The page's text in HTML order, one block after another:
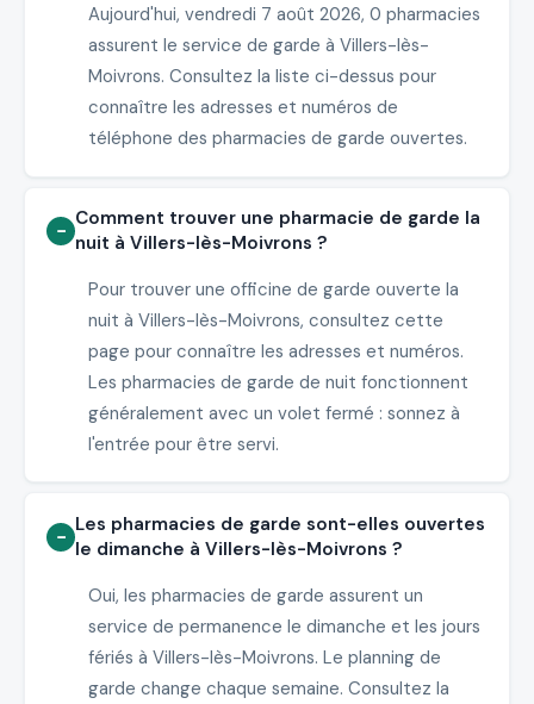
Aujourd'hui, vendredi 7 août 2026, 0 pharmacies
assurent le service de garde à Villers-lès-
Moivrons. Consultez la liste ci-dessus pour
connaître les adresses et numéros de
téléphone des pharmacies de garde ouvertes.
Comment trouver une pharmacie de garde la
nuit à Villers-lès-Moivrons ?
Pour trouver une officine de garde ouverte la
nuit à Villers-lès-Moivrons, consultez cette
page pour connaître les adresses et numéros.
Les pharmacies de garde de nuit fonctionnent
généralement avec un volet fermé : sonnez à
l'entrée pour être servi.
Les pharmacies de garde sont-elles ouvertes
le dimanche à Villers-lès-Moivrons ?
Oui, les pharmacies de garde assurent un
service de permanence le dimanche et les jours
fériés à Villers-lès-Moivrons. Le planning de
garde change chaque semaine. Consultez la